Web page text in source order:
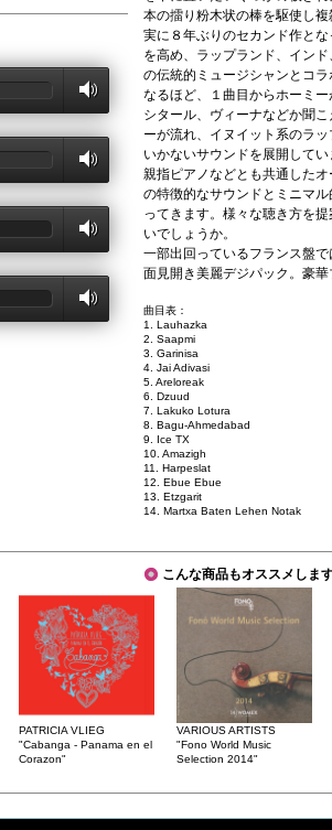
本の擂り粉木状の棒を駆使し複
実に８年ぶりのセカンド作と
を高め、ラップランド、イン
の伝統的ミュージシャンとコ
なるほど、１曲目からホーミ
シタール、ヴィーナなどか聞
ーが流れ、イヌイット系のラ
いかないサウンドを展開してい
親指ピアノなどとも共通した
の特徴的なサウンドとミニマ
ってきます。様々な聴き方を
いでしょうか。
一部出回っているフランス盤
面見開き美麗デジパック。豪華
曲目表：
1. Lauhazka
2. Saapmi
3. Garinisa
4. Jai Adivasi
5. Areloreak
6. Dzuud
7. Lakuko Lotura
8. Bagu-Ahmedabad
9. Ice TX
10. Amazigh
11. Harpeslat
12. Ebue Ebue
13. Etzgarit
14. Martxa Baten Lehen Notak
こんな商品もオススメしま
PATRICIA VLIEG
"Cabanga - Panama en el
Corazon"
VARIOUS ARTISTS
"Fono World Music
Selection 2014"